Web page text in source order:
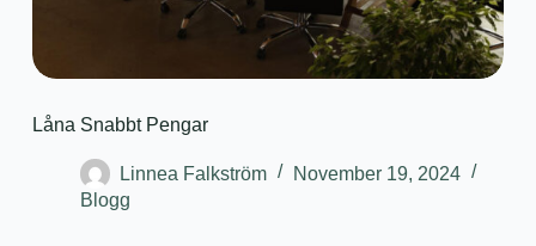
Låna Snabbt Pengar
Linnea Falkström
November 19, 2024
Blogg